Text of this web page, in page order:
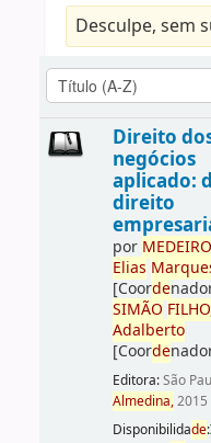
Desculpe, sem
Direito
negócios
aplicado:
direito
por MEDE
Elias
[Coorde
SIMÃO
Adalberto
[Coorde
Editora:São
Almedina,2015
Disponibilidade: